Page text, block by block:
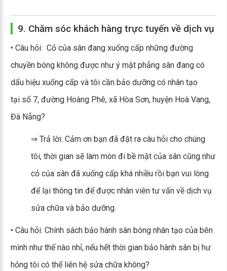
9. Chăm sóc khách hàng trực tuyến về dịch vụ
• Câu hỏi: Cỏ của sân đang xuống cấp những đường
chuyền bóng không được như ý mặt phẳng sân đang có
dấu hiệu xuống cấp và tôi cần bảo dưỡng có nhân tạo
tại số 7, đường Hoàng Phê, xã Hòa Sơn, huyện Hoà Vang,
Đà Nẵng?
⇒ Trả lời: Cảm ơn bạn đã đặt ra câu hỏi cho chúng
tôi, thời gian sẽ làm mòn đi bề mặt của sân cũng như
cỏ của sân đã xuống cấp khá nhiều rồi bạn vui lòng
để lại thông tin để được nhân viên tư vấn về dịch vụ
sửa chữa và bảo dưỡng.
• Câu hỏi: Chính sách bảo hành sân bóng nhân tạo của bên
mình như thế nào nhỉ, nếu hết thời gian bảo hành sân bị hư
hỏng tôi có thể liên hệ sửa chữa không?